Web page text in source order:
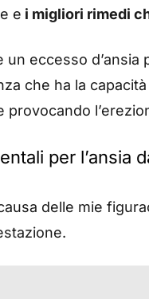
e i migliori rimedi
eccesso
che ha la
per l’ansia
delle mie